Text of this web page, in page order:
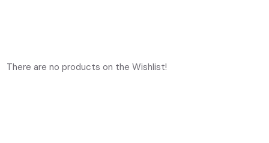
There are no products on the Wishlist!